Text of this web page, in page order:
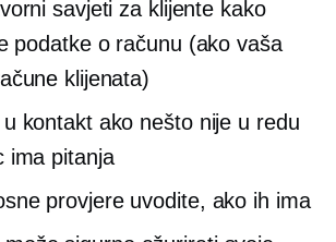
savjeti za klijente kako
podatke o računu (ako vaša
klijenata)
kontakt ako nešto nije u redu
ima pitanja
provjere uvodite, ako ih ima